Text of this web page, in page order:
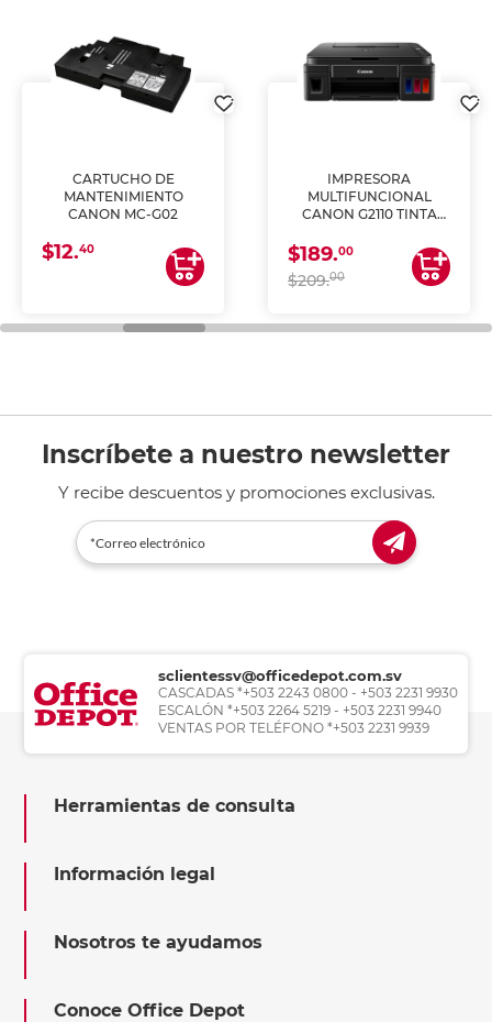
CARTUCHO DE
MANTENIMIENTO
CANON MC-G02
$12.40
IMPRESORA
MULTIFUNCIONAL
CANON G2110 TINTA
$189.00
$209.00
Inscríbete a nuestro newsletter
Y recibe descuentos y promociones exclusivas.
sclientessv@officedepot.com.sv
CASCADAS *+503 2243 0800 - +503 2231 9930
ESCALÓN *+503 2264 5219 - +503 2231 9940
VENTAS POR TELÉFONO *+503 2231 9939
Herramientas de consulta
Información legal
Nosotros te ayudamos
Conoce Office Depot